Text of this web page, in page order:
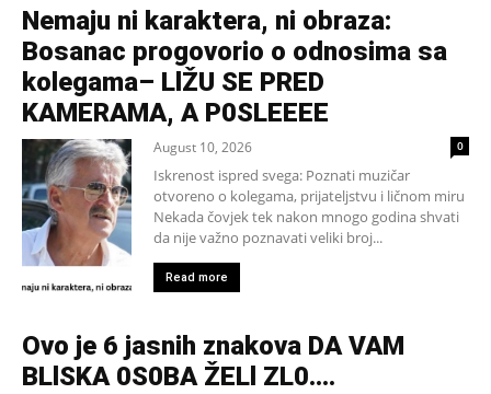
Nemaju ni karaktera, ni obraza:
Bosanac progovorio o odnosima sa
kolegama– LlŽU SE PRED
KAMERAMA, A P0SLEEEE
August 10, 2026 0
Iskrenost ispred svega: Poznati muzičar
otvoreno o kolegama, prijateljstvu i ličnom miru
Nekada čovjek tek nakon mnogo godina shvati
da nije važno poznavati veliki broj...
Read more
Ovo je 6 jasnih znakova DA VAM
BLlSKA 0S0BA ŽELl ZL0….